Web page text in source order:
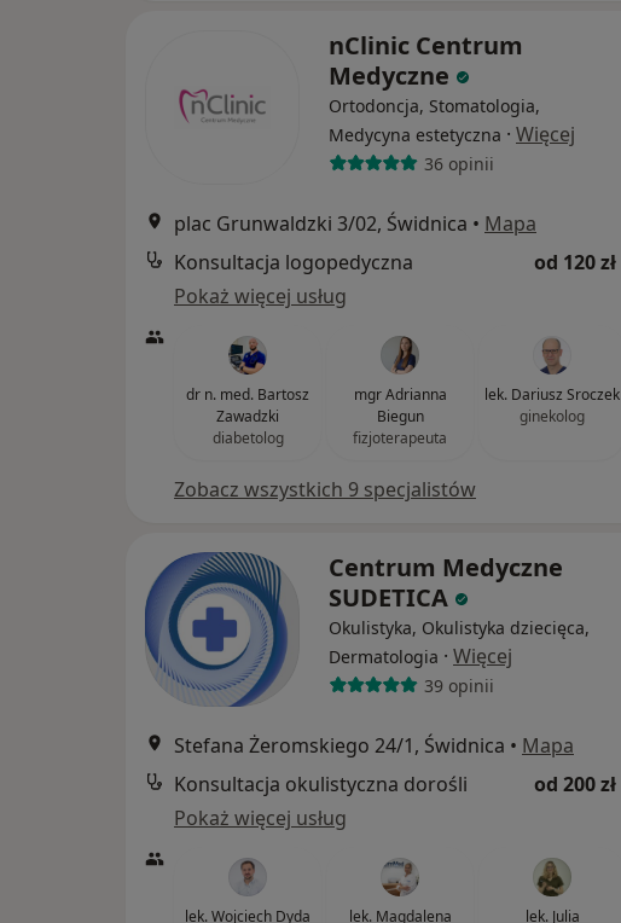
nClinic Centrum
Medyczne
Ortodoncja, Stomatologia,
Medycyna estetyczna · Więcej
36 opinii
plac Grunwaldzki 3/02, Świdnica • Mapa
Konsultacja logopedyczna
od 120 zł
Pokaż więcej usług
dr n. med. Bartosz
Zawadzki
diabetolog
mgr Adrianna
Biegun
fizjoterapeuta
lek. Dariusz Sroczek
ginekolog
Zobacz wszystkich 9 specjalistów
Centrum Medyczne
SUDETICA
Okulistyka, Okulistyka dziecięca,
Dermatologia · Więcej
39 opinii
Stefana Żeromskiego 24/1, Świdnica • Mapa
Konsultacja okulistyczna dorośli
od 200 zł
Pokaż więcej usług
lek. Wojciech Dyda
lek. Magdalena
lek. Julia